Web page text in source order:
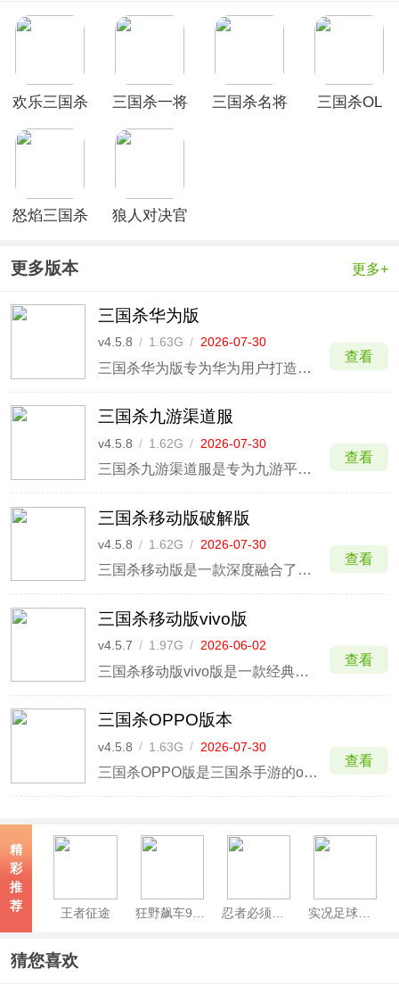
欢乐三国杀
三国杀一将
三国杀名将
三国杀OL
怒焰三国杀
狼人对决官
更多版本 更多+
三国杀华为版
v4.5.8 / 1.63G / 2026-07-30
三国杀华为版专为华为用户打造的渠道服版本，支持账号一键登录，确保玩家在高帧率对局中丝滑顺畅，更有专属七日礼包与新人成长特权助你快速起航；在三国杀游戏中，你将置身于魏蜀吴群四大势力割据的乱世，通过精心挑选拥有独特技能的三国名将，在身份局的尔虞我诈或双将模式的策略博弈中，巧妙运
查看
三国杀九游渠道服
v4.5.8 / 1.62G / 2026-07-30
三国杀九游渠道服是专为九游平台玩家量身打造的渠道服版本，支持九游账号一键登录，并尊享平台独家的新手开荒礼包与成长福利补给。三国杀游戏不仅完美还原了经典的身份场对决，让你在主公、忠臣、反贼与内奸的身份博弈中，利用“杀、闪、锦囊”等手牌逻辑智取对手，更全面强化了公会城池系统，你
查看
三国杀移动版破解版
v4.5.8 / 1.62G / 2026-07-30
三国杀移动版是一款深度融合了历史底蕴与美术美感的国民级策略手游，凭借恢弘的音效与经典博弈机制，为玩家重现了气势磅礴的三国乱世；三国杀手游中你将周旋于“主、忠、反、内”四大隐藏身份之间，无论是作为主忠方合力剿贼，还是化身反贼孤注一掷推翻主公，亦或是内奸蛰伏至最后开启巅峰对决，
查看
三国杀移动版vivo版
v4.5.7 / 1.97G / 2026-06-02
三国杀移动版vivo版是一款经典卡牌桌游策略游戏，经典主、忠、内、反身份玩法还原最初三国杀桌游的刺激体验，在桌面世界操控武将尽情厮杀。游戏设计300+三国时期武将，诸葛亮、董卓、司马昭等侯将相、英雄美人纷纷登场，每个武将还拥有专属技能，如曹操的奸雄、孙权的制衡、关羽的武圣等
查看
三国杀OPPO版本
v4.5.8 / 1.63G / 2026-07-30
三国杀OPPO版是三国杀手游的oppo渠道服版本，支持oppo账号一键登录，更享专属福利礼包与丝滑流畅的竞技体验。这是一款硬核卡牌手游，游戏在身份局的尔虞我诈、排位赛的巅峰对决及多种创意模式中，你将化身名将博弈乾坤，凭智谋杀出重围，随时随地开启一场指尖上的谋略盛宴！
查看
精
彩
推
荐
王者征途
猜您喜欢